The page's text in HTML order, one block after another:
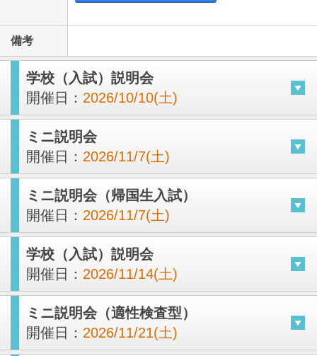
備考
学校（入試）説明会
開催日： 2026/10/10(土)
ミニ説明会
開催日： 2026/11/7(土)
ミニ説明会（帰国生入試）
開催日： 2026/11/7(土)
学校（入試）説明会
開催日： 2026/11/14(土)
ミニ説明会（適性検査型）
開催日： 2026/11/21(土)